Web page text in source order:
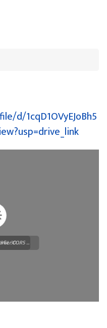
d/1cqD1OVyEJoBh5
3D ...
CORS ...